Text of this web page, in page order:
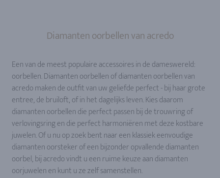
Diamanten oorbellen van acredo
Een van de meest populaire accessoires in de dameswereld:
oorbellen. Diamanten oorbellen of diamanten oorbellen van
acredo maken de outfit van uw geliefde perfect - bij haar grote
entree, de bruiloft, of in het dagelijks leven. Kies daarom
diamanten oorbellen die perfect passen bij de trouwring of
verlovingsring en die perfect harmoniëren met deze kostbare
juwelen. Of u nu op zoek bent naar een klassiek eenvoudige
diamanten oorsteker of een bijzonder opvallende diamanten
oorbel, bij acredo vindt u een ruime keuze aan diamanten
oorjuwelen en kunt u ze zelf samenstellen.